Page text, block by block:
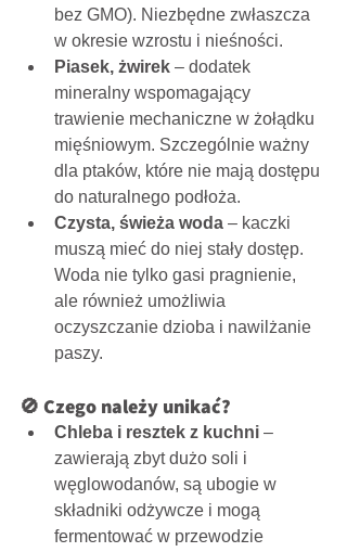
bez GMO). Niezbędne zwłaszcza
w okresie wzrostu i nieśności.
Piasek, żwirek – dodatek
mineralny wspomagający
trawienie mechaniczne w żołądku
mięśniowym. Szczególnie ważny
dla ptaków, które nie mają dostępu
do naturalnego podłoża.
Czysta, świeża woda – kaczki
muszą mieć do niej stały dostęp.
Woda nie tylko gasi pragnienie,
ale również umożliwia
oczyszczanie dzioba i nawilżanie
paszy.
🚫 Czego należy unikać?
Chleba i resztek z kuchni –
zawierają zbyt dużo soli i
węglowodanów, są ubogie w
składniki odżywcze i mogą
fermentować w przewodzie